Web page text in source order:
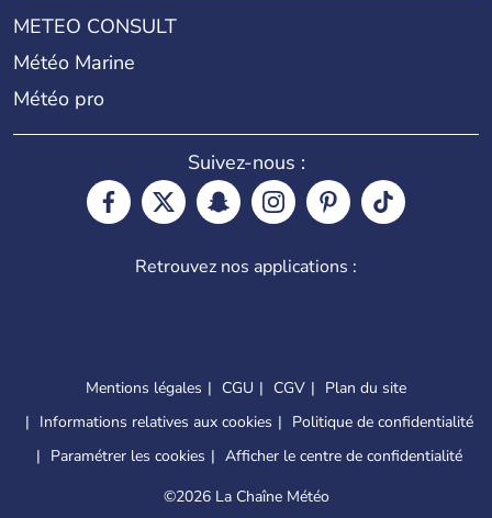
METEO CONSULT
Météo Marine
Météo pro
Suivez-nous :
Retrouvez nos applications :
Mentions légales CGU CGV
Plan du site
Informations relatives aux cookies
Politique de confidentialité
Paramétrer les cookies
Afficher le centre de confidentialité
©2026 La Chaîne Météo